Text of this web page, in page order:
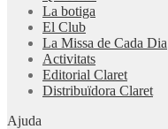
La botiga
El Club
La Missa de Cada Dia
Activitats
Editorial Claret
Distribuïdora Claret
Ajuda